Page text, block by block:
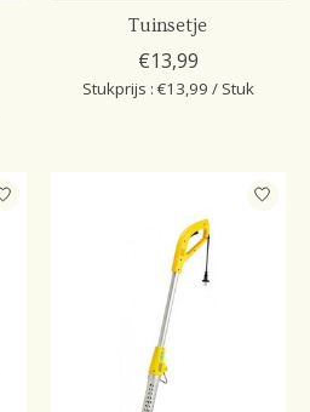
Tuinsetje
€13,99
Stukprijs : €13,99 / Stuk